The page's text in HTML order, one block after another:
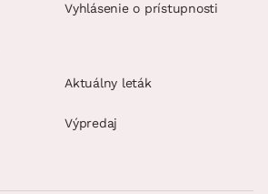
Vyhlásenie o prístupnosti
Aktuálny leták
Výpredaj